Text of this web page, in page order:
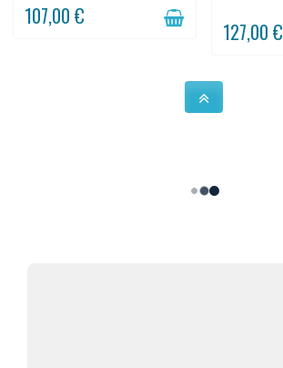
flux lors d'événements. Sa
107,00 €
127,00 €